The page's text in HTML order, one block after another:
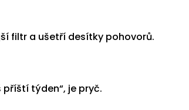
filtr a ušetří desítky pohovorů.
týden“, je pryč.